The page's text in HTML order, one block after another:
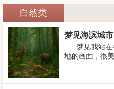
自然类
梦见海滨城市
梦见我站
地的画面，很